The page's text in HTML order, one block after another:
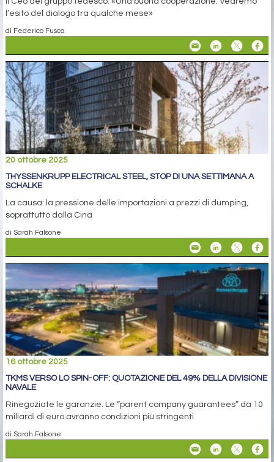
l’esito del dialogo tra qualche mese»
di Federico Fusca
20 ottobre 2025
THYSSENKRUPP ELECTRICAL STEEL, STOP DI UNA SETTIMANA A
SCHALKE
La causa: la pressione delle importazioni a prezzi di dumping,
soprattutto dalla Cina
di Sarah Falsone
16 ottobre 2025
TKMS VERSO LO SPIN-OFF: QUOTAZIONE DEL 49% DELLA DIVISIONE
NAVALE
Rinegoziate le garanzie. Le “parent company guarantees” da 10
miliardi di euro avranno condizioni più stringenti
di Sarah Falsone